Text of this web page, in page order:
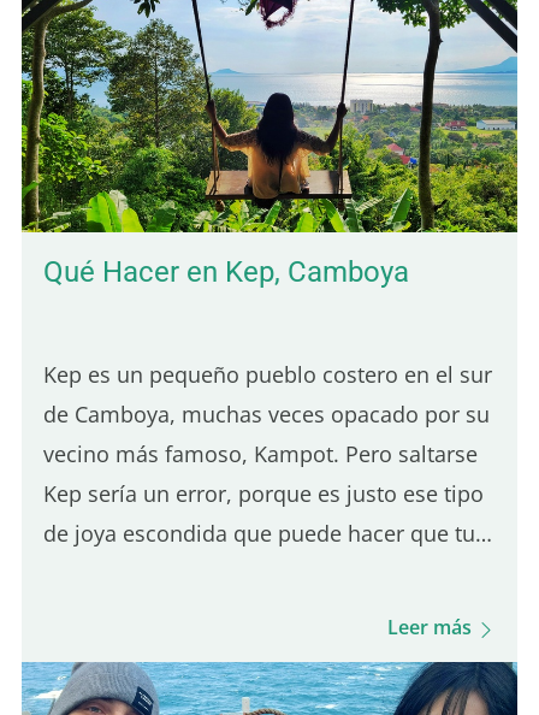
destaca realmente por su autenticidad
quebequense. Aquí tienes cinco de los
mejores lugares para que disfrutes de una
verdadera poutine en París: 5.° lugar – Hot
Corner: Poutine halal barata Hot Corner es
un pequeño local…
Qué Hacer en Kep, Camboya
Kep es un pequeño pueblo costero en el sur
de Camboya, muchas veces opacado por su
vecino más famoso, Kampot. Pero saltarse
Kep sería un error, porque es justo ese tipo
de joya escondida que puede hacer que tu
como está a solo 30 minutos de Kampot, es
un día. De hecho, fue el primer pueblo en el
Leer más